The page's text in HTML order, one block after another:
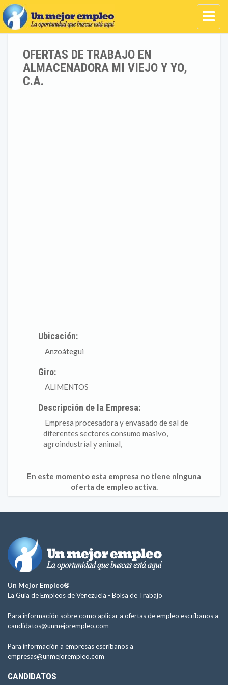
OFERTAS DE TRABAJO EN
ALMACENADORA MI VIEJO Y YO,
C.A.
Ubicación:
Anzoátegui
Giro:
ALIMENTOS
Descripción de la Empresa:
Empresa procesadora y envasado de sal de
diferentes sectores consumo masivo,
agroindustrial y animal,
En este momento esta empresa no tiene ninguna
oferta de empleo activa.
Un Mejor Empleo®
La Guía de Empleos de Venezuela - Bolsa de Trabajo
Para información sobre como aplicar a ofertas de empleo escríbanos a
candidatos@unmejorempleo.com
Para información a empresas escríbanos a
empresas@unmejorempleo.com
CANDIDATOS